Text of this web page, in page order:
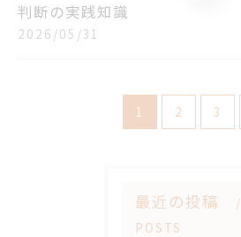
判断の実践知識
2026/05/31
1 2 3
最近の投稿
POSTS